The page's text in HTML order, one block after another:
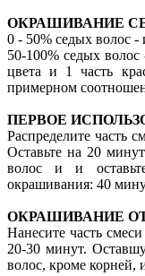
ОКРАШИВАНИЕ
0 - 50% седых волос -
50-100% седых волос
цвета и 1 часть
примерном
ПЕРВОЕ
Распределите часть
Оставьте на 20
волос и и
окрашивания: 40
ОКРАШИВАНИЕ
Нанесите часть
20-30 минут.
волос, кроме корней,